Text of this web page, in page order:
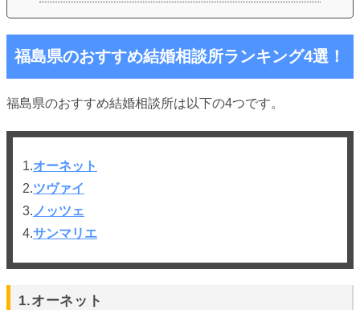
福島県のおすすめ結婚相談所ランキング4選！
福島県のおすすめ結婚相談所は以下の4つです。
1.オーネット
2.ツヴァイ
3. ノッツェ
4.サンマリエ
1.オーネット